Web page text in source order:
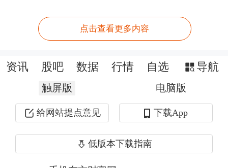
还在观望？股票账户早备好，行情来了
及时上车>>
文章来源：东方财富Choice数据
点击查看更多内容
资讯 股吧 数据 行情 自选 导航
触屏版 电脑版
给网站提点意见 下载App
低版本下载指南